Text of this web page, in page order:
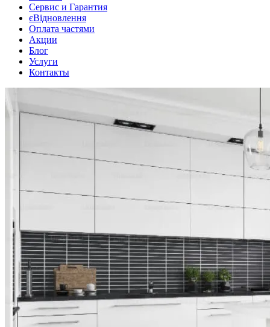
Сервис и Гарантия
єВідновлення
Оплата частями
Акции
Блог
Услуги
Контакты